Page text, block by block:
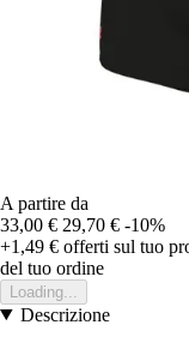
A partire da
33,00 € 29,70 € -10%
+1,49 € offerti sul tuo
del tuo ordine
Loading...
Descrizione